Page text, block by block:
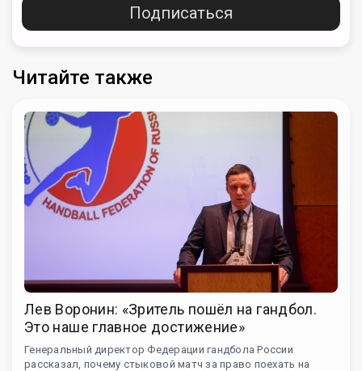
Подписаться
Читайте также
Лев Воронин: «Зритель пошёл на гандбол.
Это наше главное достижение»
Генеральный директор Федерации гандбола России
рассказал, почему стыковой матч за право поехать на